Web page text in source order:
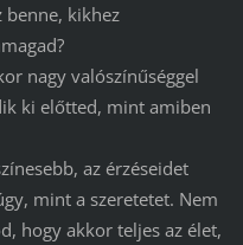
benne, kikhez
nagy valószínűséggel
ki előtted, mint amiben
az érzéseidet
mint a szeretetet. Nem
hogy akkor teljes az élet,